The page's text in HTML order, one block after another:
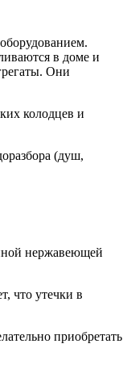
в доме и
Они
колодцев и
(душ,
нержавеющей
что утечки в
приобретать